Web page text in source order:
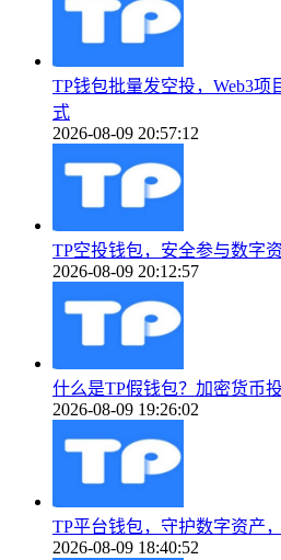
TP钱包批量发空投，Web3
式
2026-08-09 20:57:12
TP空投钱包，安全参与数字
2026-08-09 20:12:57
什么是TP假钱包？加密货币
2026-08-09 19:26:02
TP平台钱包，守护数字资产
2026-08-09 18:40:52